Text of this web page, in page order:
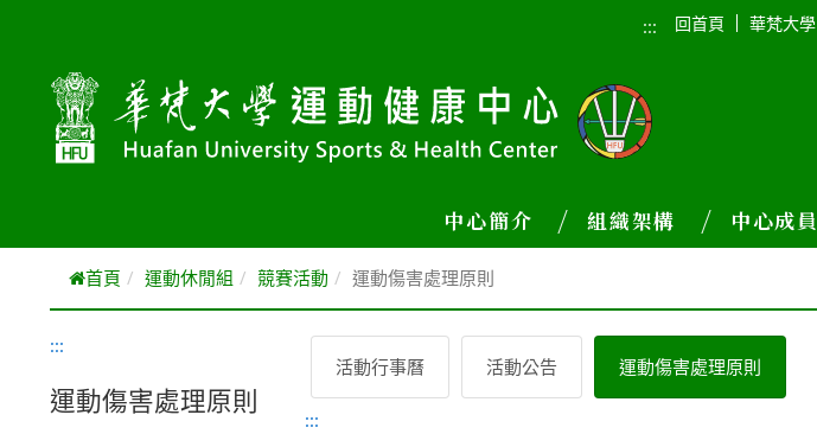
::: 回首頁 華梵大學
中心簡介 組織架構 中心成員
首頁 運動休閒組 競賽活動 運動傷害處理原則
:::
運動傷害處理原則
活動行事曆 活動公告 運動傷害處理原則
:::